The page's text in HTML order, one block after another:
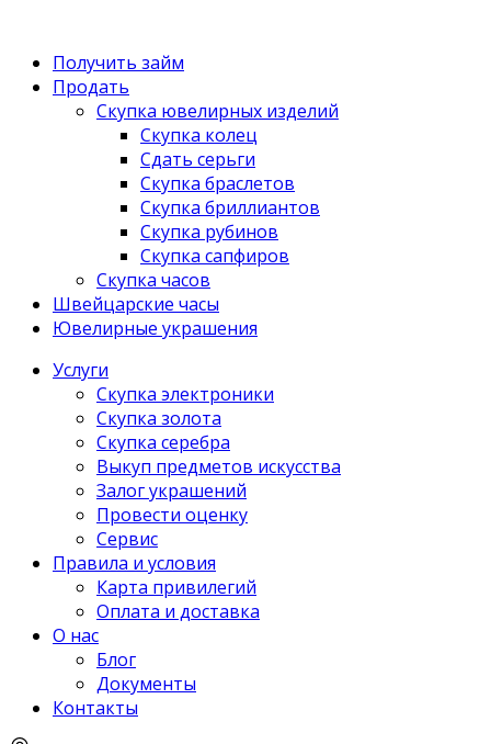
Получить займ
Продать
Скупка ювелирных изделий
Скупка колец
Сдать серьги
Скупка браслетов
Скупка бриллиантов
Скупка рубинов
Скупка сапфиров
Скупка часов
Швейцарские часы
Ювелирные украшения
Услуги
Скупка электроники
Скупка золота
Скупка серебра
Выкуп предметов искусства
Залог украшений
Провести оценку
Сервис
Правила и условия
Карта привилегий
Оплата и доставка
О нас
Блог
Документы
Контакты